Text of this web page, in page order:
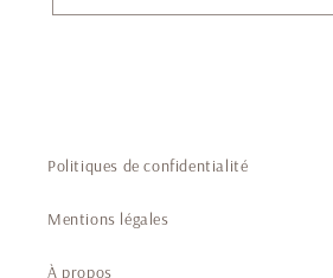
Politiques de confidentialité
Mentions légales
À propos